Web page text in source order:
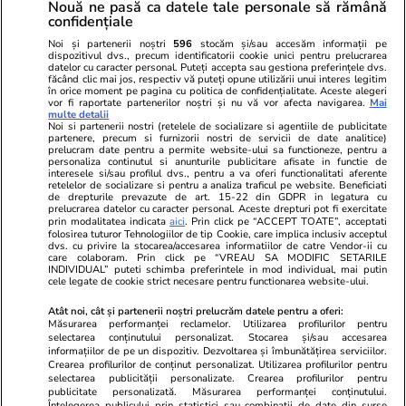
Politica de
confidențialitate
Ringier România
Libertatea pentru
Unica.ro
Program TV
Avantaje
ELLE
Gazeta Sporturilor
Stiri mondene
Calculator sarcina
Ajută Copiii
Locuri de muncă
Imobiliare.ro
Jobradar24
Imoradar24
Colecții Libertatea
Pariază responsabil! Decizia ONJN nr. 821/25.09.2025.
Jocurile de noroc sunt interzise minorilor.
Actualizare preferințe cookies
Nouă ne pasă ca datele tale personale să rămână
confidențiale
Noi și partenerii noștri 596 stocăm și/sau accesăm informații pe
dispozitivul dvs., precum identificatorii cookie unici pentru prelucrarea
datelor cu caracter personal. Puteți accepta sau gestiona preferințele dvs.
făcând clic mai jos, respectiv vă puteți opune utilizării unui interes legitim
în orice moment pe pagina cu politica de confidențialitate. Aceste alegeri
vor fi raportate partenerilor noștri și nu vă vor afecta navigarea. Mai
multe detalii
Noi si partenerii nostri (retelele de socializare si agentiile de publicitate
partenere, precum si furnizorii nostri de servicii de date analitice)
prelucram date pentru a permite website-ului sa functioneze, pentru a
personaliza continutul si anunturile publicitare afisate in functie de
interesele si/sau profilul dvs., pentru a va oferi functionalitati aferente
retelelor de socializare si pentru a analiza traficul pe website. Beneficiati
de drepturile prevazute de art. 15-22 din GDPR in legatura cu
prelucrarea datelor cu caracter personal. Aceste drepturi pot fi exercitate
prin modalitatea indicataaici. Prin click pe “ACCEPT TOATE”, acceptati
folosirea tuturor Tehnologiilor de tip Cookie, care implica inclusiv acceptul
dvs. cu privire la stocarea/accesarea informatiilor de catre Vendor-ii cu
care colaboram. Prin click pe “VREAU SA MODIFIC SETARILE
INDIVIDUAL” puteti schimba preferintele in mod individual, mai putin
cele legate de cookie strict necesare pentru functionarea website-ului.
Atât noi, cât și partenerii noștri prelucrăm datele pentru a oferi:
Măsurarea performanței reclamelor. Utilizarea profilurilor pentru
selectarea conținutului personalizat. Stocarea și/sau accesarea
informațiilor de pe un dispozitiv. Dezvoltarea și îmbunătățirea serviciilor.
Crearea profilurilor de conținut personalizat. Utilizarea profilurilor pentru
selectarea publicității personalizate. Crearea profilurilor pentru
publicitate personalizată. Măsurarea performanței conținutului.